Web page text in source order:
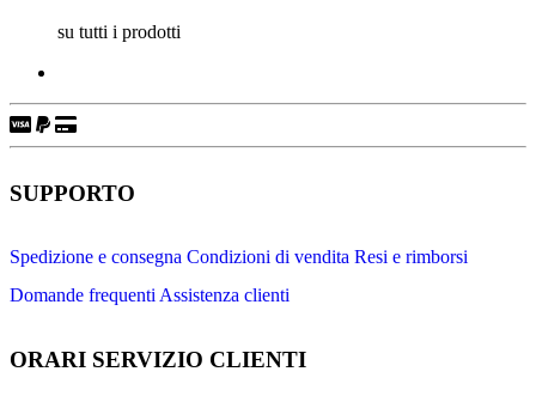
su tutti i prodotti
SUPPORTO
Spedizione e consegna Condizioni di vendita Resi e rimborsi
Domande frequenti Assistenza clienti
ORARI SERVIZIO CLIENTI